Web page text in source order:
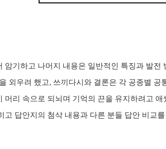
암기하고 나머지 내용은 일반적인 특징과 발전
외우려 했고, 쓰끼다시와 결론은 각 공종별
머리 속으로 되뇌며 기억의 끈을 유지하려고 애
고 답안지의 첨삭 내용과 다른 분들 답안 비교